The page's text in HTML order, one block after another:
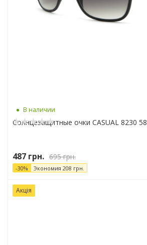
В наличии
Солнцезащитные очки CASUAL 8230 58
487 грн. 695грн.
-30% Экономия 208 грн.
Акція